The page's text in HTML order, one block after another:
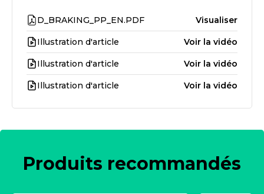
D_BRAKING_PP_EN.PDF Visualiser
Illustration d'article Voir la vidéo
Illustration d'article Voir la vidéo
Illustration d'article Voir la vidéo
Produits recommandés